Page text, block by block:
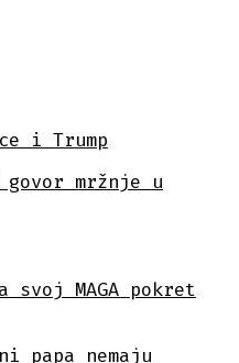
i Trump
mržnje u
MAGA pokret
papa nemaju